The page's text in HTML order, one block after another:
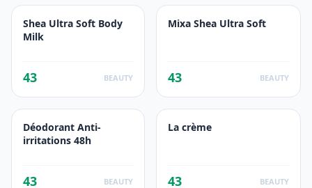
Shea Ultra Soft Body
Milk
43 BEAUTY
Mixa Shea Ultra Soft
43 BEAUTY
Déodorant Anti-
irritations 48h
43 BEAUTY
La crème
43 BEAUTY